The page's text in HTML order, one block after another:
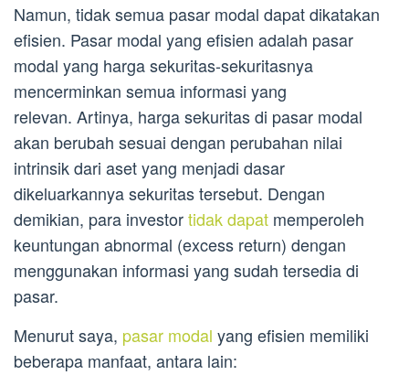
Namun, tidak semua pasar modal dapat dikatakan
efisien. Pasar modal yang efisien adalah pasar
modal yang harga sekuritas-sekuritasnya
mencerminkan semua informasi yang
relevan. Artinya, harga sekuritas di pasar modal
akan berubah sesuai dengan perubahan nilai
intrinsik dari aset yang menjadi dasar
dikeluarkannya sekuritas tersebut. Dengan
demikian, para investortidak dapat memperoleh
keuntungan abnormal (excess return) dengan
menggunakan informasi yang sudah tersedia di
pasar.
Menurut saya, pasar modal yang efisien memiliki
beberapa manfaat, antara lain: